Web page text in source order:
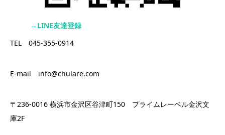
→LINE友達登録
TEL 045-355-0914
E-mail info@chulare.com
〒236-0016 横浜市金沢区谷津町150 プライムレーベル金沢文
庫2F